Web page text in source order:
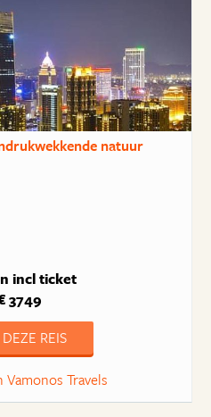
natuur
incl ticket
3749
REIS
Travels